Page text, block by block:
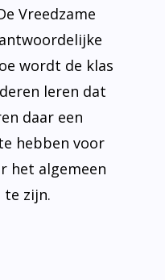
Vreedzame
wordt de klas
leren dat
daar een
hebben voor
het algemeen
zijn.